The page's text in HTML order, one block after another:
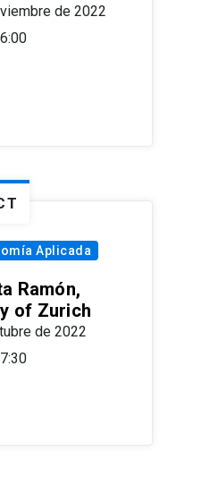
de 2022
Aplicada
Ramón,
of Zurich
de 2022